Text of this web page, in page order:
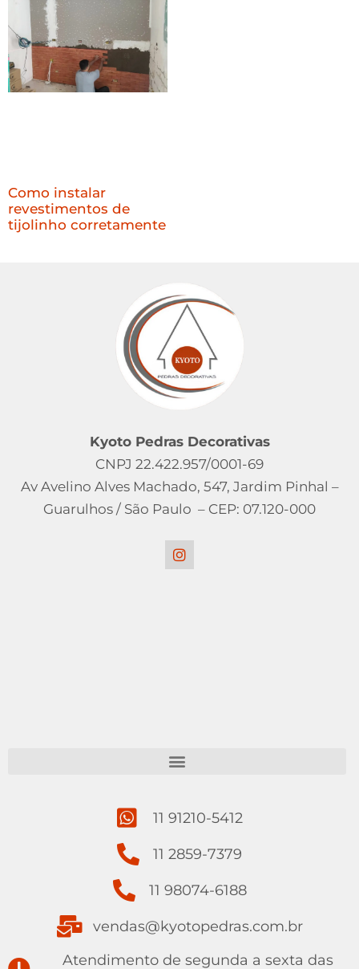
Como instalar
revestimentos de
tijolinho corretamente
Kyoto Pedras Decorativas
CNPJ 22.422.957/0001-69
Av Avelino Alves Machado, 547, Jardim Pinhal –
Guarulhos / São Paulo – CEP: 07.120-000
11 91210-5412
11 2859-7379
11 98074-6188
vendas@kyotopedras.com.br
Atendimento de segunda a sexta das